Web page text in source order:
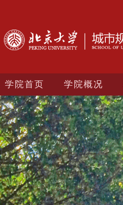
学院首页 学院概况